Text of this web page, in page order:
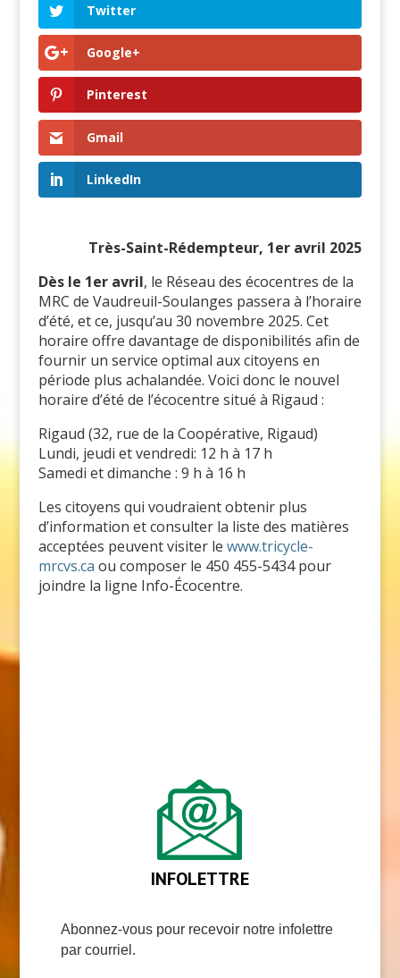
Twitter
Google+
Pinterest
Gmail
LinkedIn
Très-Saint-Rédempteur, 1er avril 2025
Dès le 1er avril, le Réseau des écocentres de la
MRC de Vaudreuil-Soulanges passera à l’horaire
d’été, et ce, jusqu’au 30 novembre 2025. Cet
horaire offre davantage de disponibilités afin de
fournir un service optimal aux citoyens en
période plus achalandée. Voici donc le nouvel
horaire d’été de l’écocentre situé à Rigaud :
Rigaud (32, rue de la Coopérative, Rigaud)
Lundi, jeudi et vendredi: 12 h à 17 h
Samedi et dimanche : 9 h à 16 h
Les citoyens qui voudraient obtenir plus
d’information et consulter la liste des matières
acceptées peuvent visiter le www.tricycle-
mrcvs.ca ou composer le 450 455-5434 pour
joindre la ligne Info-Écocentre.
INFOLETTRE
Abonnez-vous pour recevoir notre infolettre
par courriel.